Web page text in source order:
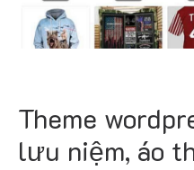
Theme
lưu niệm, áo